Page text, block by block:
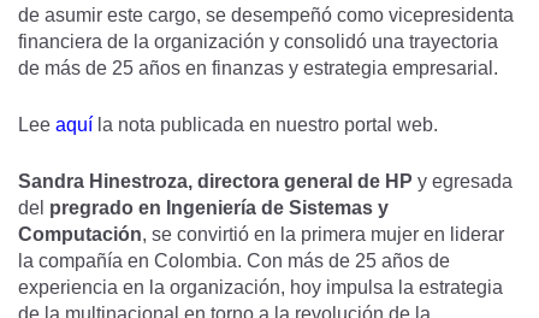
de asumir este cargo, se desempeñó como vicepresidenta
financiera de la organización y consolidó una trayectoria
de más de 25 años en finanzas y estrategia empresarial.
Lee aquí la nota publicada en nuestro portal web.
Sandra Hinestroza, directora general de HP y egresada
del pregrado en Ingeniería de Sistemas y
Computación, se convirtió en la primera mujer en liderar
la compañía en Colombia. Con más de 25 años de
experiencia en la organización, hoy impulsa la estrategia
de la multinacional en torno a la revolución de la